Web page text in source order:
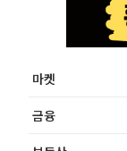
마켓
금융